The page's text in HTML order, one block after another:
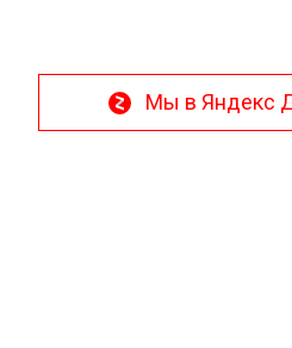
Мы в Яндекс